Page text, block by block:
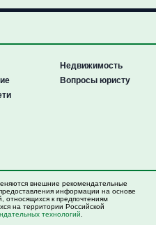
Недвижимость
Вопросы юристу
внешние рекомендательные
информации на основе
относящихся к предпочтениям
на территории Российской
технологий